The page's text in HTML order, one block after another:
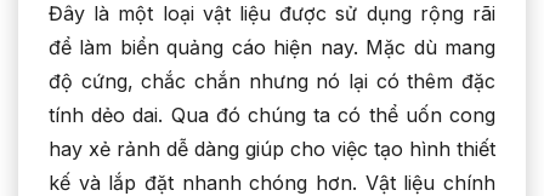
Đây là một loại vật liệu được sử dụng rộng rãi
để làm biển quảng cáo hiện nay. Mặc dù mang
độ cứng, chắc chắn nhưng nó lại có thêm đặc
tính dẻo dai. Qua đó chúng ta có thể uốn cong
hay xẻ rảnh dễ dàng giúp cho việc tạo hình thiết
kế và lắp đặt nhanh chóng hơn. Vật liệu chính